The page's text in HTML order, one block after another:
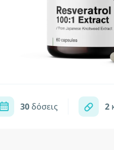
30δόσεις 2